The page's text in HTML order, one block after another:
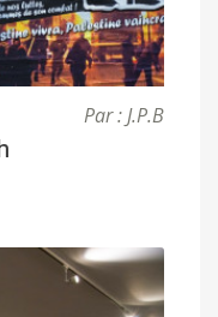
Par : J.P.B